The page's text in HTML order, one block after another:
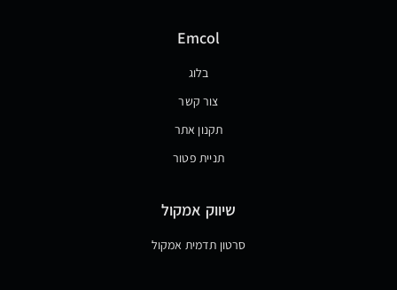
Emcol
בלוג
צור קשר
תקנון אתר
תניית פטור
שיווק אמקול
סרטון תדמית אמקול